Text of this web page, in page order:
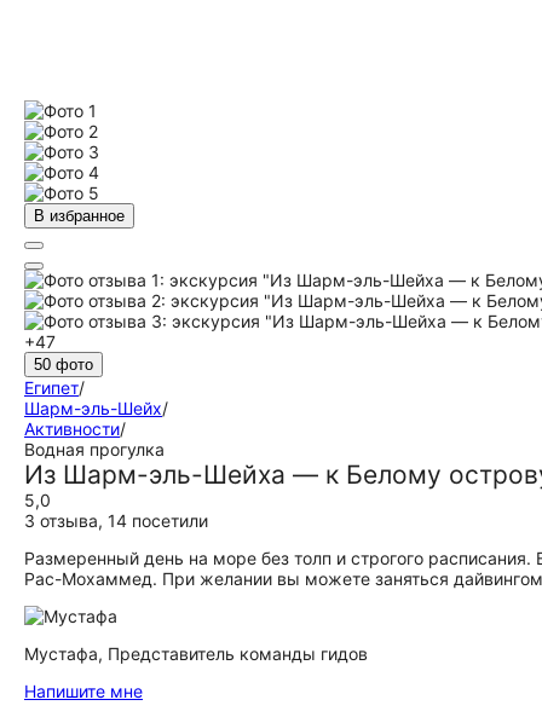
В избранное
+47
50 фото
Египет/
Шарм-эль-Шейх/
Активности/
Водная прогулка
Из Шарм-эль-Шейха — к Белому
5,0
3 отзыва, 14 посетили
Размеренный день на море без толп и строгого
Рас-Мохаммед. При желании вы можете заняться
Мустафа, Представитель команды гидов
Напишите мне